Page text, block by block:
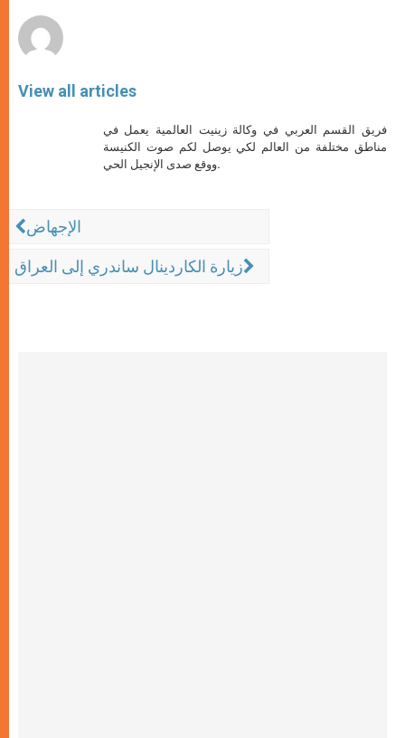
View all articles
فريق القسم العربي في وكالة زينيت العالمية يعمل في
مناطق مختلفة من العالم لكي يوصل لكم صوت الكنيسة
ووقع صدى الإنجيل الحي.
الإجهاض
زيارة الكاردينال ساندري إلى العراق